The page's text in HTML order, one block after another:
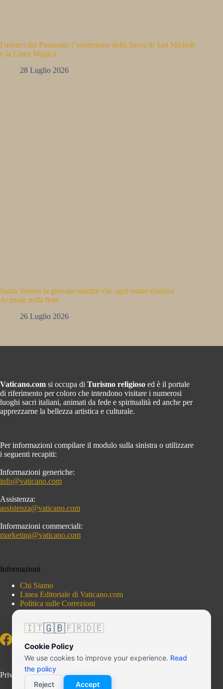
I misteri del Piemonte: l’esoterismo della Sacra di San Michele
e la Linea Magica
28 Luglio 2026
Santa Venera la giovane martire che ogni estate riunisce
Acireale nella fede
26 Luglio 2026
Vaticano.com si occupa di Turismo religioso ed è il portale
di riferimento per coloro che intendono visitare i numerosi
luoghi sacri italiani, animati da fede e spiritualità ed anche per
apprezzarne la bellezza artistica e culturale.
Per informazioni compilare il modulo sulla sinistra o utilizzare
i seguenti recapiti:
Informazioni generiche:
info@vaticano.com
Assistenza:
assistenza@vaticano.com
Informazioni commerciali:
marketing@vaticano.com
Informazioni
Chi Siamo
Linea Editoriale di Vaticano.com
Politica sulle Correzioni
Privacy Policy
🇮🇹🇬🇧🇫🇷🇩🇪
Cookie Policy
We use cookies to improve your experience. Read
the policy
Reject
Accept